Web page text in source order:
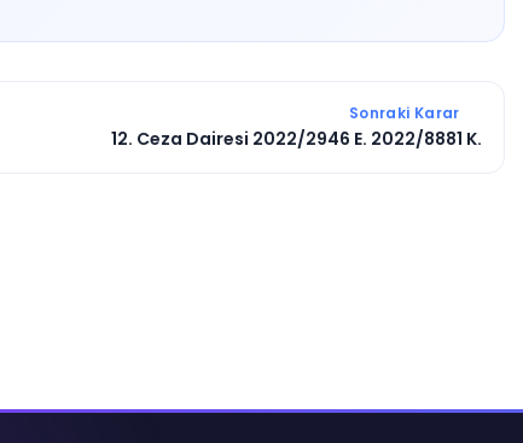
Sonraki Karar
12. Ceza Dairesi 2022/2946 E. 2022/8881 K.